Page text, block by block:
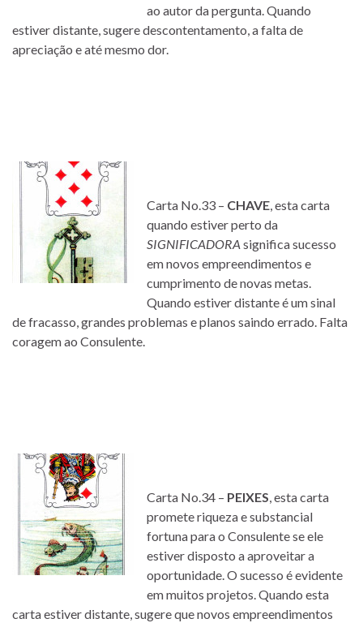
ao autor da pergunta. Quando
estiver distante, sugere descontentamento, a falta de
apreciação e até mesmo dor.
Carta No.33 – CHAVE, esta carta
quando estiver perto da
SIGNIFICADORA significa sucesso
em novos empreendimentos e
cumprimento de novas metas.
Quando estiver distante é um sinal
de fracasso, grandes problemas e planos saindo errado. Falta
coragem ao Consulente.
Carta No.34 – PEIXES, esta carta
promete riqueza e substancial
fortuna para o Consulente se ele
estiver disposto a aproveitar a
oportunidade. O sucesso é evidente
em muitos projetos. Quando esta
carta estiver distante, sugere que novos empreendimentos